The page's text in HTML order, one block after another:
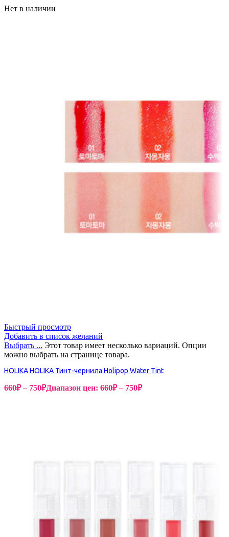
Нет в наличии
Быстрый просмотр
Добавить в список желаний
Выбрать ... Этот товар имеет несколько вариаций. Опции
можно выбрать на странице товара.
HOLIKA HOLIKA Тинт-чернила Holipop Water Tint
660₽ – 750₽Диапазон цен: 660₽ – 750₽